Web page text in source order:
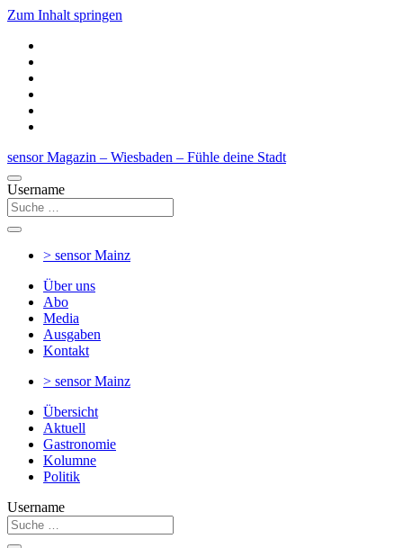
Zum Inhalt springen
sensor Magazin – Wiesbaden – Fühle deine Stadt
Username
> sensorMainz
Über uns
Abo
Media
Ausgaben
Kontakt
> sensorMainz
Übersicht
Aktuell
Gastronomie
Kolumne
Politik
Username